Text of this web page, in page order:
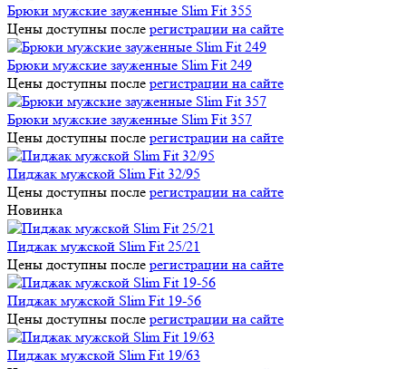
Брюки мужские зауженные Slim Fit 355
Цены доступны после регистрации на сайте
Брюки мужские зауженные Slim Fit 249
Цены доступны после регистрации на сайте
Брюки мужские зауженные Slim Fit 357
Цены доступны после регистрации на сайте
Пиджак мужской Slim Fit 32/95
Цены доступны после регистрации на сайте
Новинка
Пиджак мужской Slim Fit 25/21
Цены доступны после регистрации на сайте
Пиджак мужской Slim Fit 19-56
Цены доступны после регистрации на сайте
Пиджак мужской Slim Fit 19/63